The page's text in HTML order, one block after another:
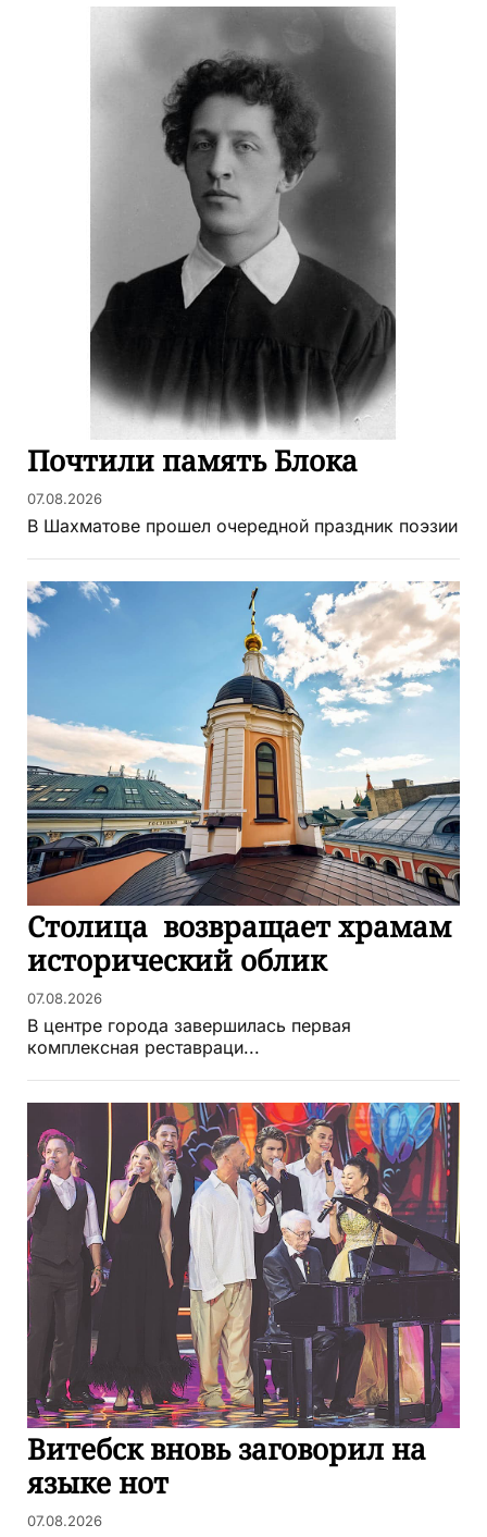
Почтили память Блока
07.08.2026
В Шахматове прошел очередной праздник поэзии
Столица возвращает храмам
исторический облик
07.08.2026
В центре города завершилась первая
комплексная реставраци...
Витебск вновь заговорил на
языке нот
07.08.2026